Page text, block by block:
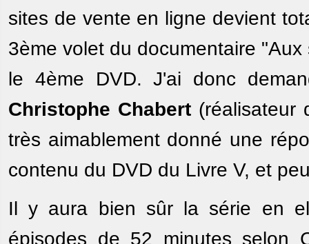
sites de vente en ligne devient
3ème volet du documentaire
le 4ème DVD. J'ai donc
Christophe Chabert (réalisateur
très aimablement donné une
contenu du DVD du Livre V, et
Il y aura bien sûr la série en
épisodes de 52 minutes selon